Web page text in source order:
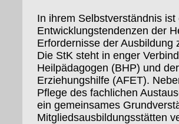
In ihrem Selbstverständnis
Entwicklungstendenzen der
Erfordernisse der Ausbildung
Die StK steht in enger
Heilpädagogen (BHP) und
Erziehungshilfe (AFET).
Pflege des fachlichen
ein gemeinsames
Mitgliedsausbildungsstätten